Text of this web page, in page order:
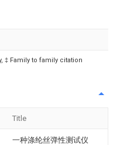
‡ Family to family citation
Title
一种涤纶丝弹性测试仪